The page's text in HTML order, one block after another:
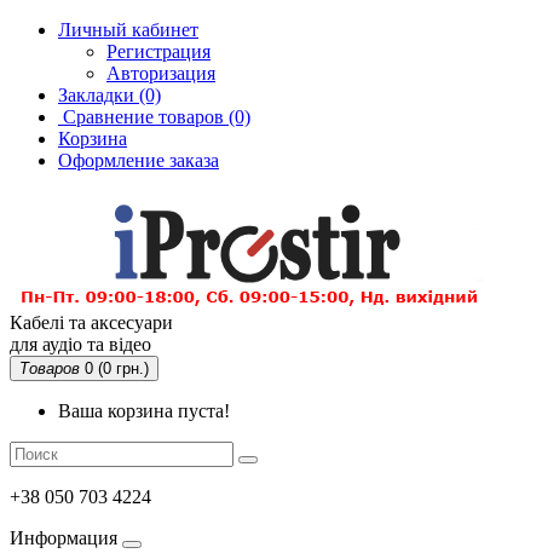
Личный кабинет
Регистрация
Авторизация
Закладки (0)
Сравнение товаров (0)
Корзина
Оформление заказа
Кабелі та аксесуари
для аудіо та відео
Товаров 0 (0 грн.)
Ваша корзина пуста!
+38 050 703 4224
Информация